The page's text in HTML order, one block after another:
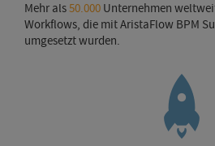
Mehr als50.000 Unternehmen
Workflows, die mit AristaFlow BPM
umgesetzt wurden.